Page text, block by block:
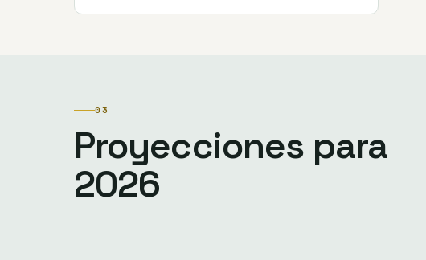
03
Proyecciones para
2026